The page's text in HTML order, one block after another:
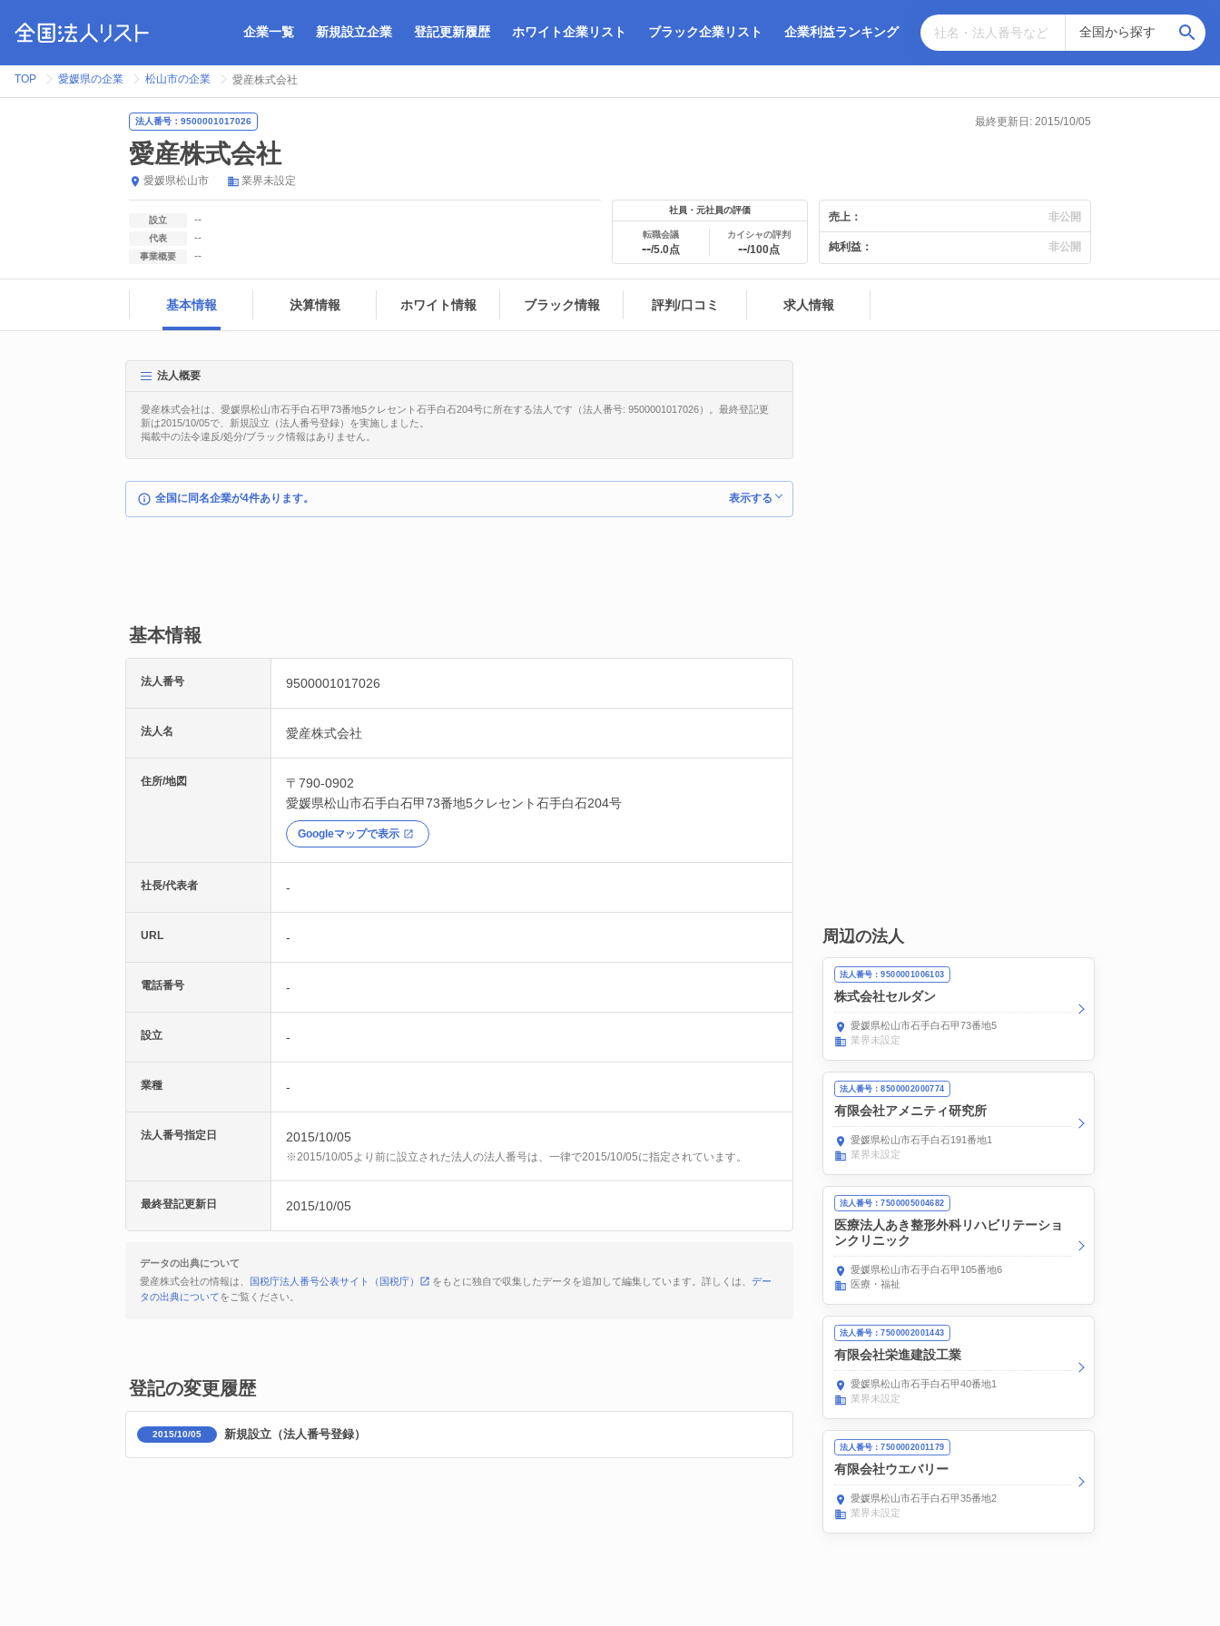
企業一覧 新規設立企業 登記更新履歴 ホワイト企業リスト ブラック企業リスト 企業利益ランキング
TOP 愛媛県の企業 松山市の企業 愛産株式会社
法人番号：9500001017026 最終更新日: 2015/10/05
愛産株式会社
愛媛県松山市 業界未設定
設立 --
代表 --
事業概要 --
社員・元社員の評価
転職会議
--/5.0点
カイシャの評判
--/100点
売上： 非公開
純利益： 非公開
基本情報 決算情報 ホワイト情報 ブラック情報 評判/口コミ 求人情報
法人概要
愛産株式会社は、愛媛県松山市石手白石甲73番地5クレセント石手白石204号に所在する法人です（法人番号: 9500001017026）。最終登記更
新は2015/10/05で、新規設立（法人番号登録）を実施しました。
掲載中の法令違反/処分/ブラック情報はありません。
全国に同名企業が4件あります。 表示する
基本情報
法人番号 9500001017026
法人名 愛産株式会社
住所/地図
〒790-0902
愛媛県松山市石手白石甲73番地5クレセント石手白石204号
Googleマップで表示
社長/代表者 -
URL -
電話番号 -
設立 -
業種 -
法人番号指定日 2015/10/05
※2015/10/05より前に設立された法人の法人番号は、一律で2015/10/05に指定されています。
最終登記更新日 2015/10/05
データの出典について
愛産株式会社の情報は、
国税庁法人番号公表サイト（国税庁） をもとに独自で収集したデータを追加して編集しています。詳しくは、 デー
タの出典についてをご覧ください。
登記の変更履歴
2015/10/05 新規設立（法人番号登録）
周辺の法人
法人番号：9500001006103
株式会社セルダン
愛媛県松山市石手白石甲73番地5
業界未設定
法人番号：8500002000774
有限会社アメニティ研究所
愛媛県松山市石手白石191番地1
業界未設定
法人番号：7500005004682
医療法人あき整形外科リハビリテーショ
ンクリニック
愛媛県松山市石手白石甲105番地6
医療・福祉
法人番号：7500002001443
有限会社栄進建設工業
愛媛県松山市石手白石甲40番地1
業界未設定
法人番号：7500002001179
有限会社ウエバリー
愛媛県松山市石手白石甲35番地2
業界未設定